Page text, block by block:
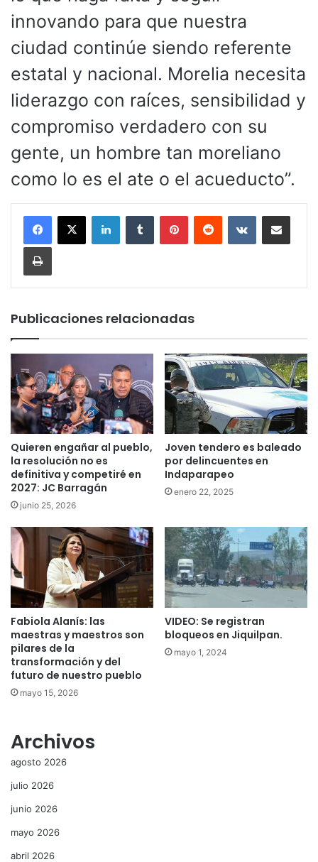
innovando para que nuestra
ciudad continúe siendo referente
estatal y nacional. Morelia necesita
liderazgo con raíces, sensibilidad y
compromiso verdadero con su
gente, un hombre tan moreliano
como lo es el ate o el acueducto”.
LinkedInTumblr PinterestReddit VKontakteCompartir por
Imprimir
Publicaciones relacionadas
Quieren engañar al pueblo,
la resolución no es
definitiva y competiré en
2027: JC Barragán
junio 25, 2026
Joven tendero es baleado
por delincuentes en
Indaparapeo
enero 22, 2025
Fabiola Alanís: las
maestras y maestros son
pilares de la
transformación y del
futuro de nuestro pueblo
mayo 15, 2026
VIDEO: Se registran
bloqueos en Jiquilpan.
mayo 1, 2024
Archivos
agosto 2026
julio 2026
junio 2026
mayo 2026
abril 2026